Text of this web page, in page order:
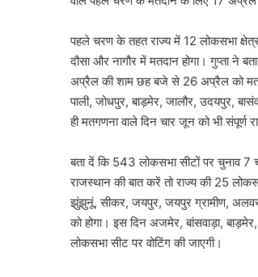
पहले चरण के तहत राज्य में 12 लोकसभा
दौसा और नागौर में मतदान होगा। गुप्ता ने
अप्रैल की शाम छह बजे से 26 अप्रैल को
पाली, जोधपुर, बाड़मेर, जालौर, उदयपुर,
ही मतगणना वाले दिन चार जून को भी संपूर्ण
बता दें कि 543 लोकसभा सीटों पर चुनाव 7
राजस्थान की बात करें तो राज्य की 25
झुंझुनूं, सीकर, जयपुर, जयपुर ग्रामीण,
को होगा। इस दिन अजमेर, बांसवाड़ा,
लोकसभा सीट पर वोटिंग की जाएगी।